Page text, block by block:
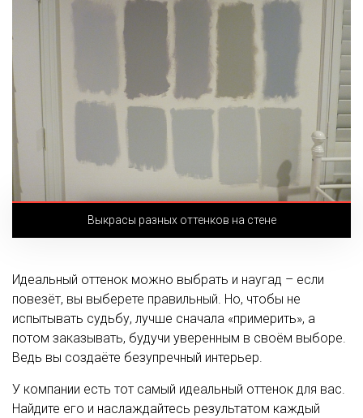
Выкрасы разных оттенков на стене
Идеальный оттенок можно выбрать и наугад – если
повезёт, вы выберете правильный. Но, чтобы не
испытывать судьбу, лучше сначала «примерить», а
потом заказывать, будучи уверенным в своём выборе.
Ведь вы создаёте безупречный интерьер.
У компании есть тот самый идеальный оттенок для вас.
Найдите его и наслаждайтесь результатом каждый